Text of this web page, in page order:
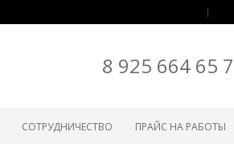
8 925 664 65
СОТРУДНИЧЕСТВО ПРАЙС НА РАБОТЫ